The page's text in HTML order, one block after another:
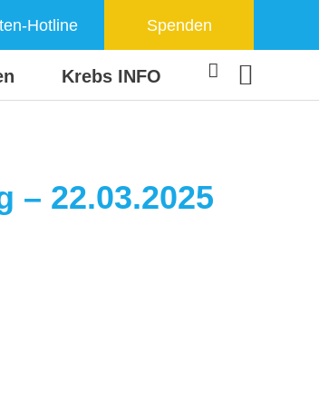
Hotline Spenden
Krebs INFO
– 22.03.2025